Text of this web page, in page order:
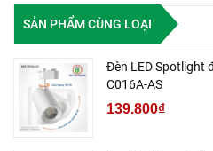
SẢN PHẨM CÙNG LOẠI
Đèn LED Spotlight
C016A-AS
139.800₫